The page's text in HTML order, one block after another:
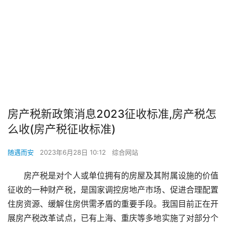
房产税新政策消息2023征收标准,房产税怎
么收(房产税征收标准)
随遇而安 2023年6月28日 10:12 综合网站
房产税是对个人或单位拥有的房屋及其附属设施的价值
征收的一种财产税，是国家调控房地产市场、促进合理配置
住房资源、缓解住房供需矛盾的重要手段。我国目前正在开
展房产税改革试点，已有上海、重庆等多地实施了对部分个